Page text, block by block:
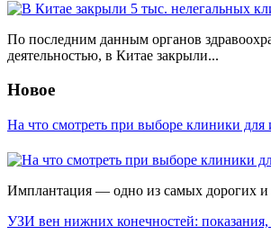
По последним данным органов
деятельностью, в Китае закрыли...
Новое
На что смотреть при выборе клиники
Имплантация — одно из самых дорогих и
УЗИ вен нижних конечностей: